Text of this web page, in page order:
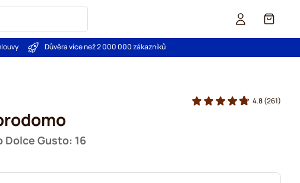
Košík
Důvěra více než 2 000 000 zákazníků
Dolce Gusto: 16
4.8(261)